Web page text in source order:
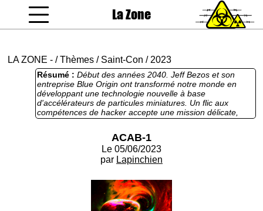
La Zone
LA ZONE - /Thèmes / Saint-Con / 2023
Résumé : Début des années 2040. Jeff Bezos et son
entreprise Blue Origin ont transformé notre monde en
développant une technologie nouvelle à base
d'accélérateurs de particules miniatures. Un flic aux
compétences de hacker accepte une mission délicate,
dont l'issue pourrait bousculer totalement l'équilibre déjà
offre enfin sa véritable participation à la Saint-Con (en
usant de ses propres pattes sur le clavier, cette fois), et
tape dans le polar de science-fiction, avec ce texte un poil
l'univers posées, dans de l'action survoltée et assez
jouissive jusqu'à sa conclusion explosive.
ACAB-1
Le 05/06/2023
par Lapinchien